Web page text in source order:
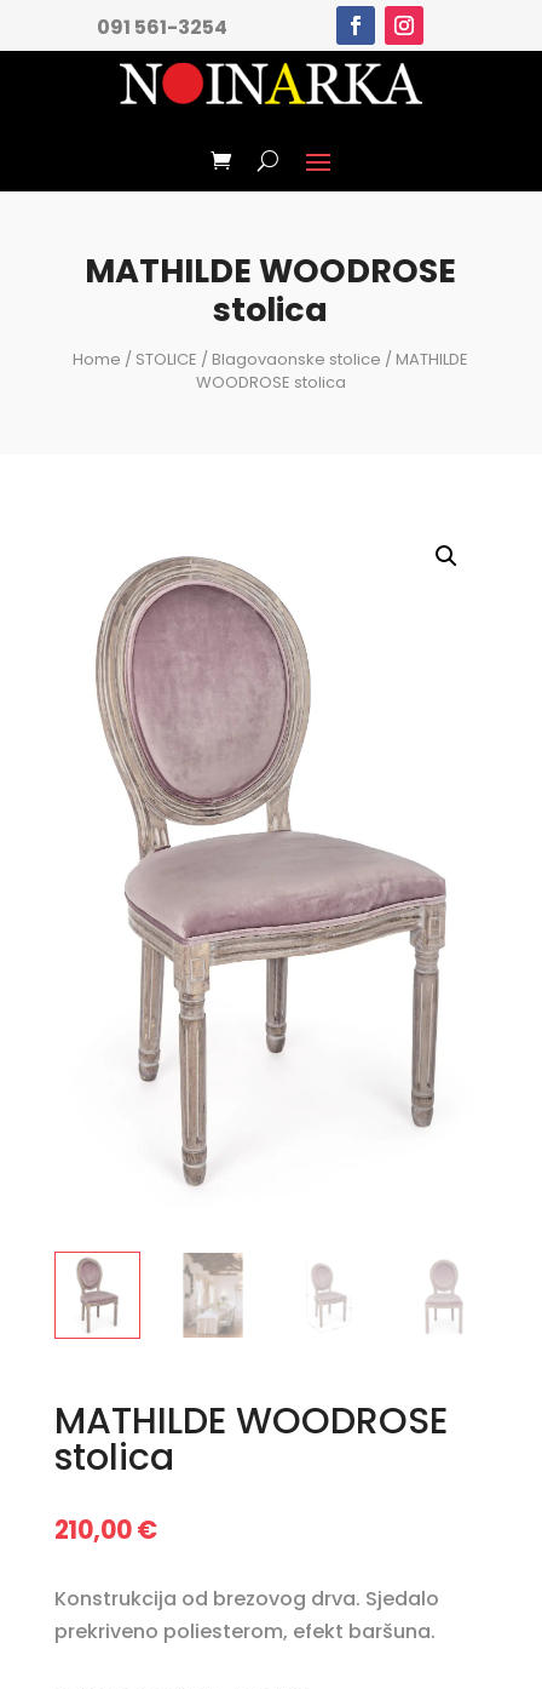
091 561-3254
MATHILDE WOODROSE
stolica
Home / STOLICE / Blagovaonske stolice / MATHILDE
WOODROSE stolica
MATHILDE WOODROSE
stolica
210,00€
Konstrukcija od brezovog drva. Sjedalo
prekriveno poliesterom, efekt baršuna.